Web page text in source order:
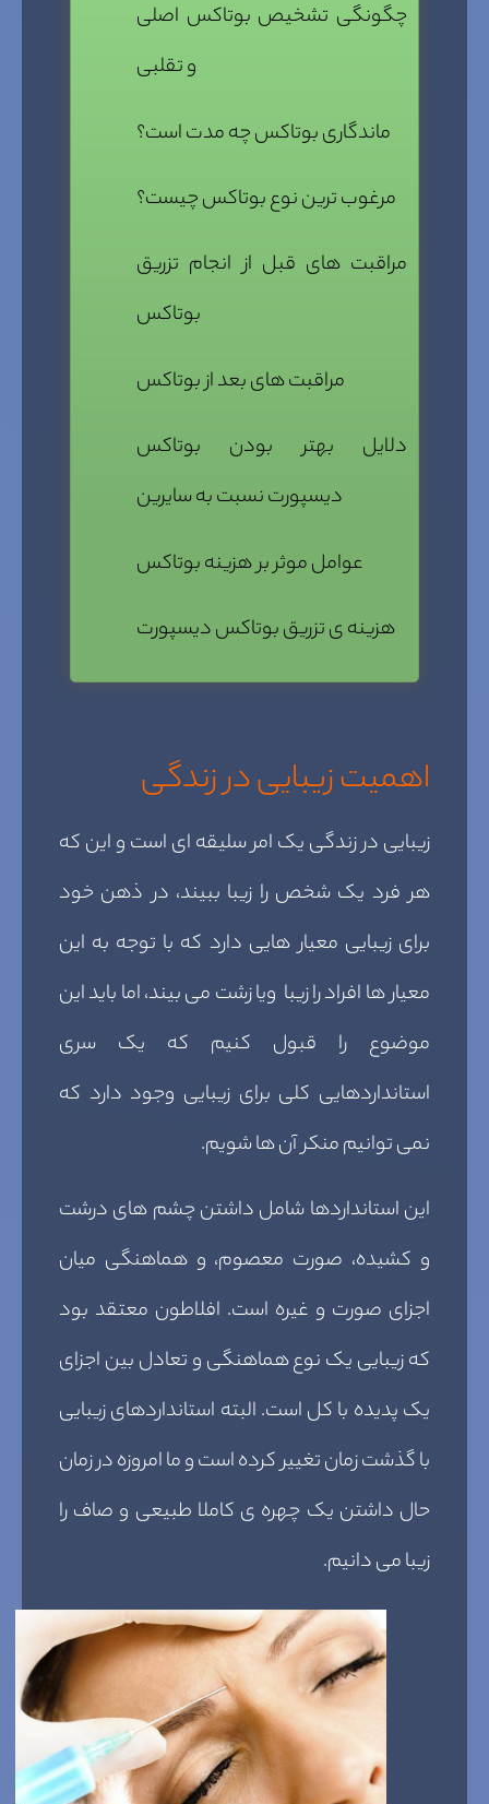
چگونگی تشخیص بوتاکس اصلی
و تقلبی
ماندگاری بوتاکس چه مدت است؟
مرغوب ترین نوع بوتاکس چیست؟
مراقبت های قبل از انجام تزریق
بوتاکس
مراقبت های بعد از بوتاکس
دلایل بهتر بودن بوتاکس
دیسپورت نسبت به سایرین
عوامل موثر بر هزینه بوتاکس
هزینه ی تزریق بوتاکس دیسپورت
اهمیت زیبایی در زندگی
زیبایی در زندگی یک امر سلیقه ای است و این که
هر فرد یک شخص را زیبا ببیند، در ذهن خود
برای زیبایی معیار هایی دارد که با توجه به این
معیار ها افراد را زیبا ویا زشت می بیند، اما باید این
موضوع را قبول کنیم که یک سری
استانداردهایی کلی برای زیبایی وجود دارد که
نمی توانیم منکر آن ها شویم.
این استانداردها شامل داشتن چشم های درشت
و کشیده، صورت معصوم، و هماهنگی میان
اجزای صورت و غیره است. افلاطون معتقد بود
که زیبایی یک نوع هماهنگی و تعادل بین اجزای
یک پدیده با کل است. البته استانداردهای زیبایی
با گذشت زمان تغییر کرده است و ما امروزه در زمان
حال داشتن یک چهره ی کاملا طبیعی و صاف را
زیبا می دانیم.